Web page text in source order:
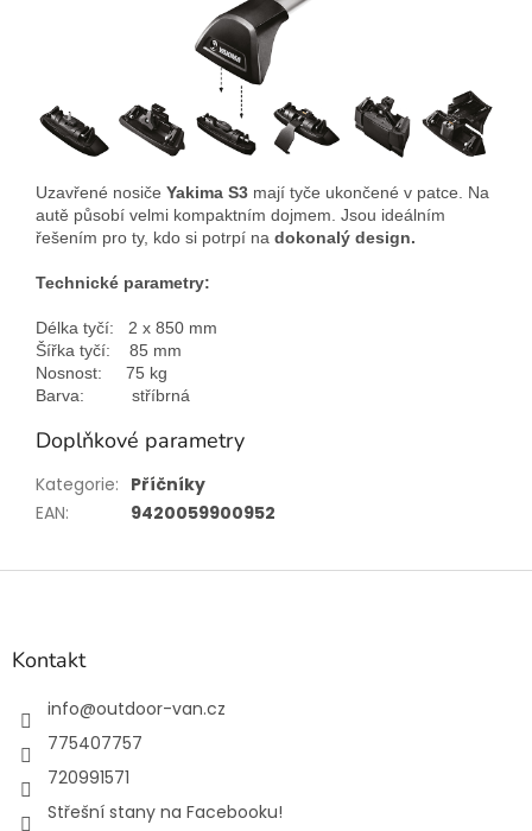
Uzavřené nosiče Yakima S3 mají tyče ukončené v patce. Na
autě působí velmi kompaktním dojmem. Jsou ideálním
řešením pro ty, kdo si potrpí na dokonalý design.
Technické parametry:
Délka tyčí: 2 x 850 mm
Šířka tyčí: 85 mm
Nosnost: 75 kg
Barva: stříbrná
Doplňkové parametry
Kategorie: Příčníky
EAN: 9420059900952
Z
Kontakt
info@outdoor-van.cz
775407757
720991571
Střešní stany na Facebooku!